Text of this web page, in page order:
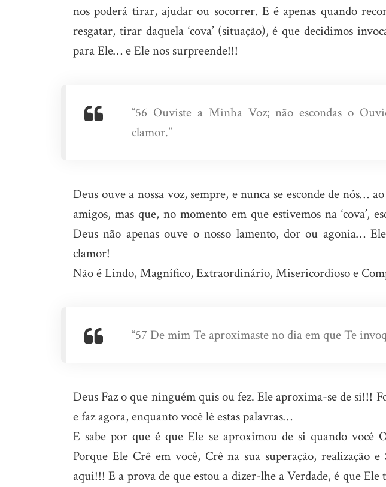
nos poderá tirar, ajudar ou socorrer. E é apenas quando
resgatar, tirar daquela ‘cova’ (situação), é que decidimos
para Ele… e Ele nos surpreende!!!
“56 Ouviste a Minha Voz; não escondas o
clamor.”
Deus ouve a nossa voz, sempre, e nunca se esconde de nós…
amigos, mas que, no momento em que estivemos na ‘cova’,
Deus não apenas ouve o nosso lamento, dor ou agonia…
clamor!
Não é Lindo, Magnífico, Extraordinário, Misericordioso e
“57 De mim Te aproximaste no dia em que Te
Deus Faz o que ninguém quis ou fez. Ele aproxima-se de si!!!
e faz agora, enquanto você lê estas palavras…
E sabe por que é que Ele se aproximou de si quando você
Porque Ele Crê em você, Crê na sua superação, realização
aqui!!! E a prova de que estou a dizer-lhe a Verdade, é que